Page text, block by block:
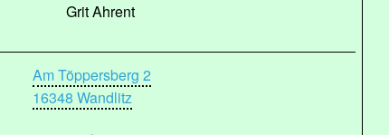
Grit Ahrent
Am Töppersberg 2
16348 Wandlitz